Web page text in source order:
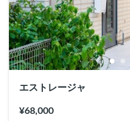
エストレージャ
¥68,000